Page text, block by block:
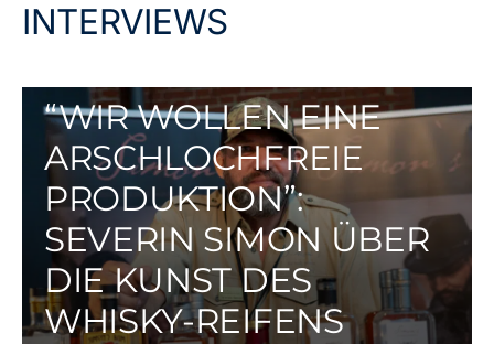
INTERVIEWS
“WIR WOLLEN EINE
ARSCHLOCHFREIE
PRODUKTION”:
SEVERIN SIMON ÜBER
DIE KUNST DES
WHISKY-REIFENS